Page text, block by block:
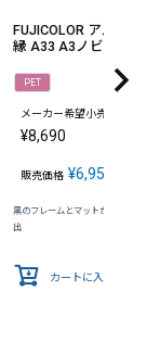
FUJICOLOR アルミ額
縁 A33 A3ノビ
PET
メーカー希望小売価格
¥8,690
販売価格 ¥6,952
黒のフレームとマットが高級感を
出
カートに入れる